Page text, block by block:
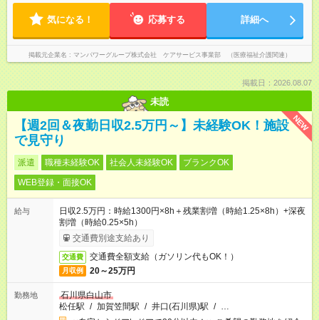
気になる！ 応募する 詳細へ
掲載元企業名 マンパワーグループ株式会社 ケアサービス事業部 （医療福祉介護関連）
掲載日：2026.08.07
未読
NEW
【週2回＆夜勤日収2.5万円～】未経験OK！施設
で見守り
派遣 職種未経験OK 社会人未経験OK
ブランクOK
WEB登録・面接OK
給与
日収2.5万円：時給1300円×8h＋残業割増（時給1.25×8h）+深夜
割増（時給0.25×5h）
交通費別途支給あり
交通費 交通費全額支給（ガソリン代もOK！）
月収例 20～25万円
勤務地
石川県白山市
松任駅 / 加賀笠間駅 / 井口(石川県)駅 / …